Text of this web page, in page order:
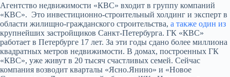
Агентство недвижимости «КВС» входит в группу компаний
«КВС». Это инвестиционно-строительный холдинг и эксперт в
области жилищно-гражданского строительства, а также один из
крупнейших застройщиков Санкт-Петербурга. ГК «КВС»
работает в Петербурге 17 лет. За эти годы сдано более миллиона
квадратных метров недвижимости. В домах, построенных ГК
«КВС», уже живут в 20 тысяч счастливых семей. Сейчас
компания возводит кварталы «Ясно.Янино» и «Новое